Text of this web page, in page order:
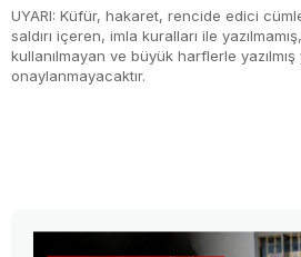
UYARI: Küfür, hakaret, rencide edici
saldırı içeren, imla kuralları ile
kullanılmayan ve büyük harflerle
onaylanmayacaktır.